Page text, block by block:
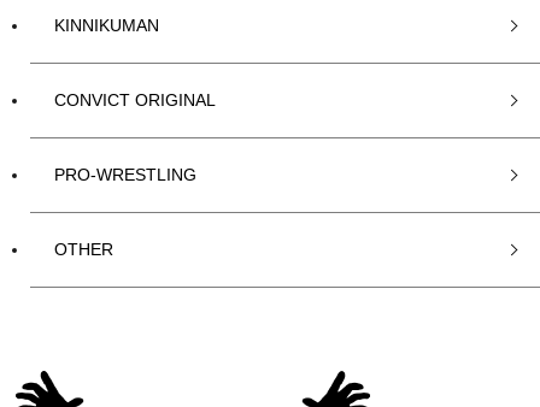
KINNIKUMAN
CONVICT ORIGINAL
PRO-WRESTLING
OTHER